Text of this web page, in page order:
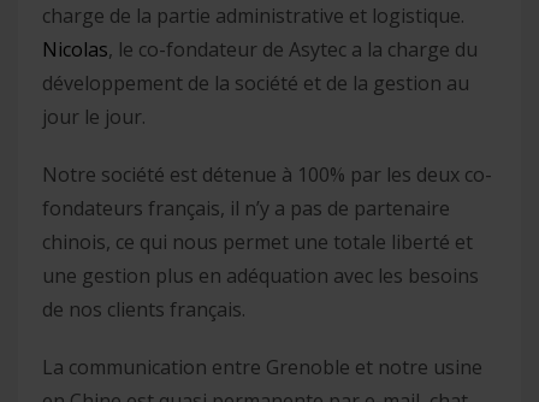
charge de la partie administrative et logistique.
Nicolas, le co-fondateur de Asytec a la charge du
développement de la société et de la gestion au
jour le jour.
Notre société est détenue à 100% par les deux co-
fondateurs français, il n’y a pas de partenaire
chinois, ce qui nous permet une totale liberté et
une gestion plus en adéquation avec les besoins
de nos clients français.
La communication entre Grenoble et notre usine